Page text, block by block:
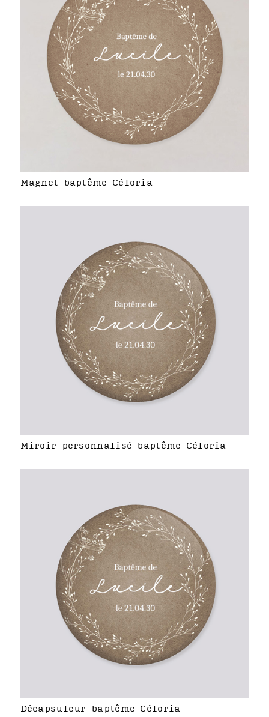
Magnet baptême Céloria
Miroir personnalisé baptême Céloria
Décapsuleur baptême Céloria